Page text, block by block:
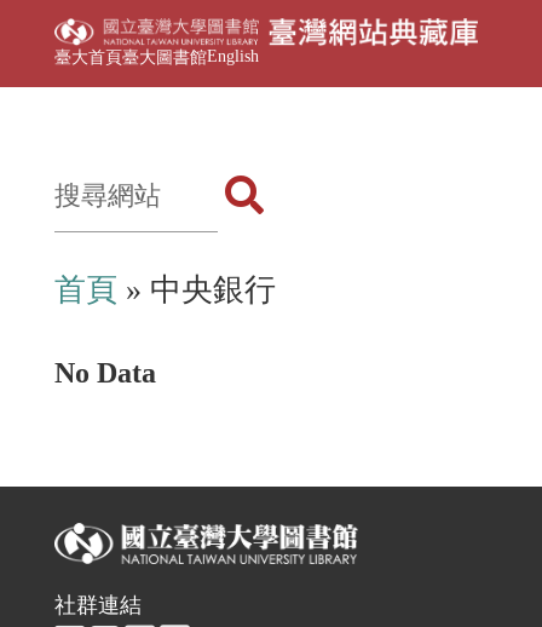
臺大首頁臺大圖書館English
首頁 » 中央銀行
No Data
社群連結